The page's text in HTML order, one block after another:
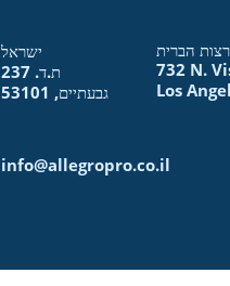
ישראל
ת.ד. 237
גבעתיים, 53101
הברית
732 N.
Los
info@allegropro.co.il